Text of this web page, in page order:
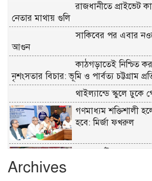
রাজধানীতে প্রাইভেট
নেতার মাথায় গুলি
সাকিবের পর এবার
আগুন
কাঠগড়াতেই নিশ্চিত
নৃশংসতার বিচার: ভূমি ও পার্বত্য চট্টগ্রাম
থাইল্যান্ডে স্কুলে ঢুকে
গণমাধ্যম শক্তিশালী
হবে: মির্জা ফখরুল
সড়ক দুর্ঘটনা কমাতে
Archives